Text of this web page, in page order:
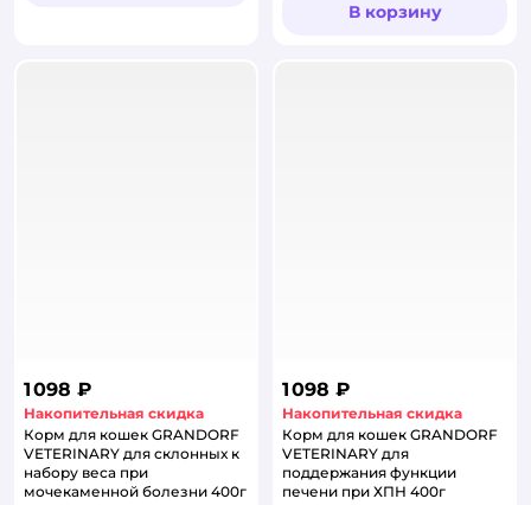
В корзину
1 098 ₽
Накопительная скидка
Корм для кошек GRANDORF
VETERINARY для склонных к
набору веса при
мочекаменной болезни 400г
1 098 ₽
Накопительная скидка
Корм для кошек GRANDORF
VETERINARY для
поддержания функции
печени при ХПН 400г